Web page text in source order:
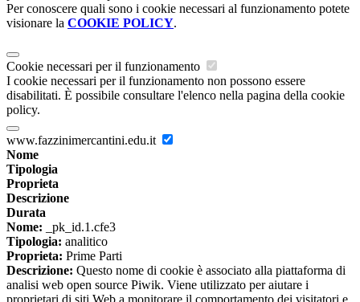
Per conoscere quali sono i cookie necessari al funzionamento potete
visionare la COOKIE POLICY.
Cookie necessari per il funzionamento
I cookie necessari per il funzionamento non possono essere
disabilitati. È possibile consultare l'elenco nella pagina della cookie
policy.
www.fazzinimercantini.edu.it
Nome
Tipologia
Proprieta
Descrizione
Durata
Nome: _pk_id.1.cfe3
Tipologia: analitico
Proprieta: Prime Parti
Descrizione: Questo nome di cookie è associato alla piattaforma di
analisi web open source Piwik. Viene utilizzato per aiutare i